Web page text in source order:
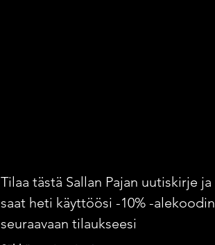
Tilaa tästä Sallan Pajan uutiskirje ja
saat heti käyttöösi -10% -alekoodin
seuraavaan tilaukseesi